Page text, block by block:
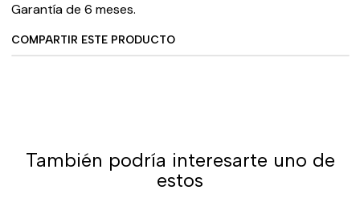
Garantía de 6 meses.
COMPARTIR ESTE PRODUCTO
También podría interesarte uno de
estos